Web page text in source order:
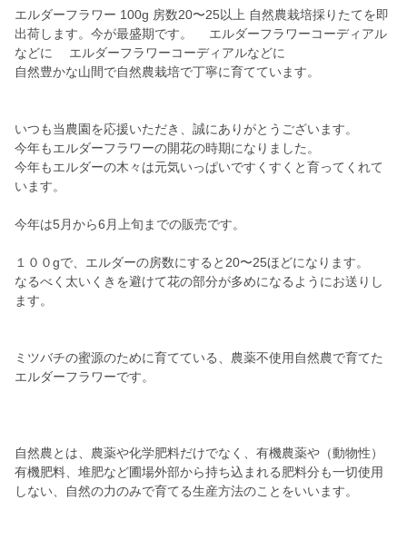
エルダーフラワー 100g 房数20〜25以上 自然農栽培採りたてを即
出荷します。今が最盛期です。 エルダーフラワーコーディアル
などに エルダーフラワーコーディアルなどに
自然豊かな山間で自然農栽培で丁寧に育てています。
いつも当農園を応援いただき、誠にありがとうございます。
今年もエルダーフラワーの開花の時期になりました。
今年もエルダーの木々は元気いっぱいですくすくと育ってくれて
います。
今年は5月から6月上旬までの販売です。
１００gで、エルダーの房数にすると20〜25ほどになります。
なるべく太いくきを避けて花の部分が多めになるようにお送りし
ます。
ミツバチの蜜源のために育てている、農薬不使用自然農で育てた
エルダーフラワーです。
自然農とは、農薬や化学肥料だけでなく、有機農薬や（動物性）
有機肥料、堆肥など圃場外部から持ち込まれる肥料分も一切使用
しない、自然の力のみで育てる生産方法のことをいいます。